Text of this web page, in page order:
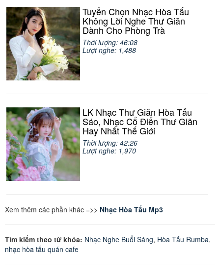
Tuyển Chọn Nhạc Hòa Tấu
Không Lời Nghe Thư Giãn
Dành Cho Phòng Trà
Thời lượng: 46:08
Lượt nghe: 1,488
LK Nhạc Thư Giãn Hòa Tấu
Sáo, Nhạc Cổ Điển Thư Giãn
Hay Nhất Thế Giới
Thời lượng: 42:26
Lượt nghe: 1,970
Xem thêm các phần khác =>> Nhạc Hòa Tấu Mp3
Tìm kiếm theo từ khóa: Nhạc Nghe Buổi Sáng, Hòa Tấu Rumba,
nhạc hòa tấu quán cafe